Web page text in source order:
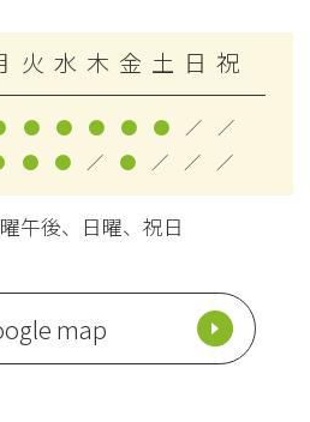
火 水 木 金 土 日 祝
● ● ● ● ● ／ ／
● ● ／ ● ／ ／ ／
午後、日曜、祝日
map